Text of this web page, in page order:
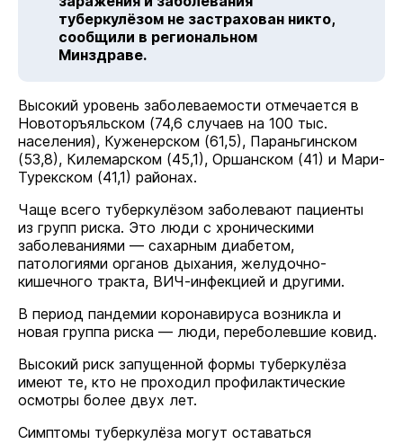
туберкулёзом не застрахован никто,
сообщили в региональном
Минздраве.
Высокий уровень заболеваемости отмечается в
Новоторъяльском (74,6 случаев на 100 тыс.
населения), Куженерском (61,5), Параньгинском
(53,8), Килемарском (45,1), Оршанском (41) и Мари-
Турекском (41,1) районах.
Чаще всего туберкулёзом заболевают пациенты
из групп риска. Это люди с хроническими
заболеваниями — сахарным диабетом,
патологиями органов дыхания, желудочно-
кишечного тракта, ВИЧ-инфекцией и другими.
В период пандемии коронавируса возникла и
новая группа риска — люди, переболевшие ковид.
Высокий риск запущенной формы туберкулёза
имеют те, кто не проходил профилактические
осмотры более двух лет.
Симптомы туберкулёза могут оставаться